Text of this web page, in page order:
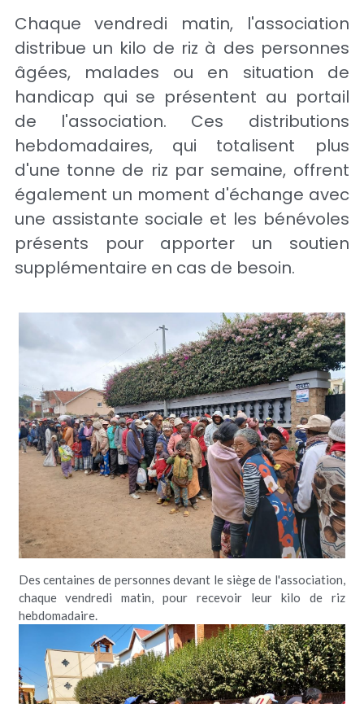
Chaque vendredi matin, l'association
distribue un kilo de riz à des personnes
âgées, malades ou en situation de
handicap qui se présentent au portail
de l'association. Ces distributions
hebdomadaires, qui totalisent plus
d'une tonne de riz par semaine, offrent
également un moment d'échange avec
une assistante sociale et les bénévoles
présents pour apporter un soutien
supplémentaire en cas de besoin.
Des centaines de personnes devant le siège de l'association,
chaque vendredi matin, pour recevoir leur kilo de riz
hebdomadaire.